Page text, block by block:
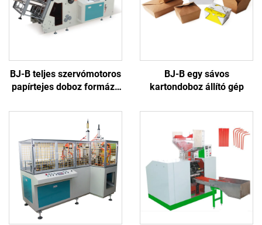
BJ-B teljes szervómotoros
papírtejes doboz formázó
BJ-B egy sávos
kartondoboz állító gép